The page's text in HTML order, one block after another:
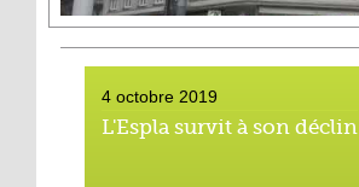
4 octobre 2019
L'Espla survit à son déclin